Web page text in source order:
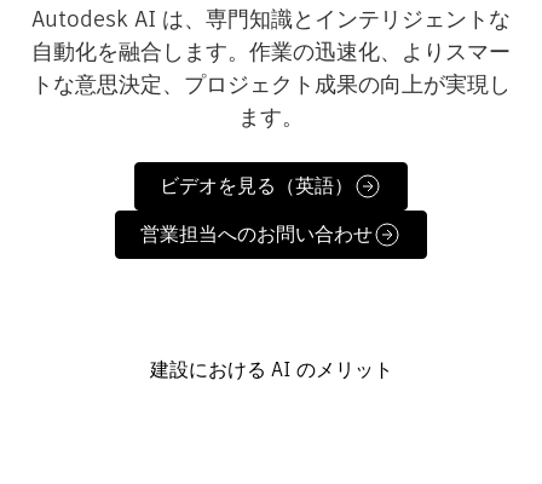
Autodesk AI は、専門知識とインテリジェントな
自動化を融合します。作業の迅速化、よりスマー
トな意思決定、プロジェクト成果の向上が実現し
ます。
ビデオを見る（英語）
営業担当へのお問い合わせ
建設における AI のメリット